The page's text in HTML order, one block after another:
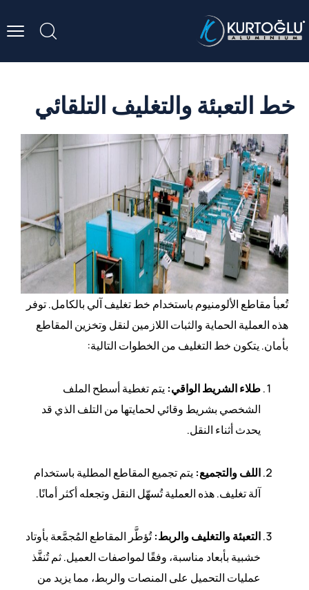
خط التعبئة والتغليف التلقائي
تُعبأ مقاطع الألومنيوم باستخدام خط تغليف آلي بالكامل. توفر
هذه العملية الحماية والثبات اللازمين لنقل وتخزين المقاطع
بأمان. يتكون خط التغليف من الخطوات التالية:
طلاء الشريط الواقي: يتم تغطية أسطح الملف
الشخصي بشريط وقائي لحمايتها من التلف الذي قد
يحدث أثناء النقل.
اللف والتجميع: يتم تجميع المقاطع المطلية باستخدام
آلة تغليف. هذه العملية تُسهّل النقل وتجعله أكثر أمانًا.
التعبئة والتغليف والربط:تُؤطَّر المقاطع المُجمَّعة بأوتاد
خشبية بأبعاد مناسبة، وفقًا لمواصفات العميل. ثم تُنفَّذ
عمليات التحميل على المنصات والربط، مما يزيد من